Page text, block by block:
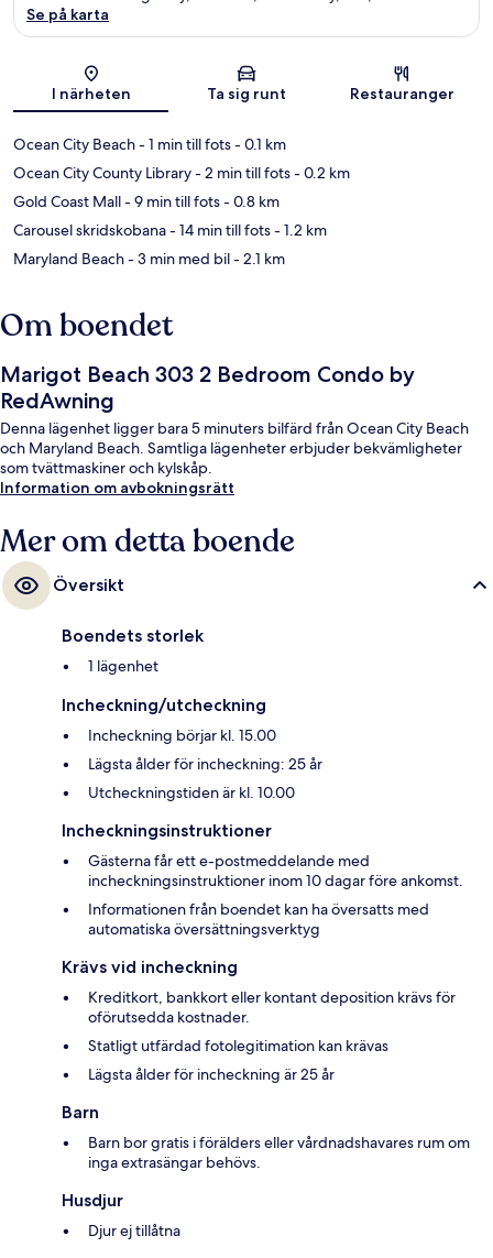
Karta
Se på karta
I närheten Ta sig runt Restauranger
Ocean City Beach- 1 min till fots- 0.1 km
Ocean City County Library- 2 min till fots- 0.2 km
Gold Coast Mall- 9 min till fots- 0.8 km
Carousel skridskobana- 14 min till fots- 1.2 km
Maryland Beach- 3 min med bil- 2.1 km
Om boendet
Marigot Beach 303 2 Bedroom Condo by
RedAwning
Denna lägenhet ligger bara 5 minuters bilfärd från Ocean City Beach
och Maryland Beach. Samtliga lägenheter erbjuder bekvämligheter
som tvättmaskiner och kylskåp.
Information om avbokningsrätt
Mer om detta boende
Översikt
Boendets storlek
1 lägenhet
Incheckning/utcheckning
Incheckning börjar kl. 15.00
Lägsta ålder för incheckning: 25 år
Utcheckningstiden är kl. 10.00
Incheckningsinstruktioner
Gästerna får ett e-postmeddelande med
incheckningsinstruktioner inom 10 dagar före ankomst.
Informationen från boendet kan ha översatts med
automatiska översättningsverktyg
Krävs vid incheckning
Kreditkort, bankkort eller kontant deposition krävs för
oförutsedda kostnader.
Statligt utfärdad fotolegitimation kan krävas
Lägsta ålder för incheckning är 25 år
Barn
Barn bor gratis i förälders eller vårdnadshavares rum om
inga extrasängar behövs.
Husdjur
Djur ej tillåtna